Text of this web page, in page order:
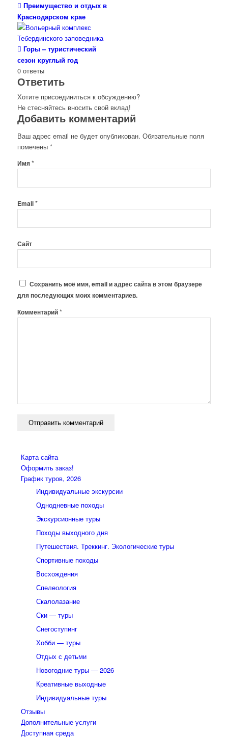
Преимущество и отдых в
Краснодарском крае
Горы – туристический
сезон круглый год
0 ответы
Ответить
Хотите присоединиться к обсуждению?
Не стесняйтесь вносить свой вклад!
Добавить комментарий
Ваш адрес email не будет опубликован. Обязательные поля
помечены *
Имя*
Email*
Сайт
Сохранить моё имя, email и адрес сайта в этом браузере
для последующих моих комментариев.
Комментарий*
Карта сайта
Оформить заказ!
График туров, 2026
Индивидуальные экскурсии
Однодневные походы
Экскурсионные туры
Походы выходного дня
Путешествия. Треккинг. Экологические туры
Спортивные походы
Восхождения
Спелеология
Скалолазание
Ски — туры
Снегоступинг
Хобби — туры
Отдых с детьми
Новогодние туры — 2026
Креативные выходные
Индивидуальные туры
Отзывы
Дополнительные услуги
Доступная среда